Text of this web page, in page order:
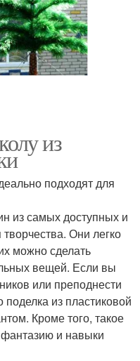
из
подходят для
из самых доступных и
Они легко
можно сделать
вещей. Если вы
или преподнести
из пластиковой
Кроме того, такое
фантазию и навыки